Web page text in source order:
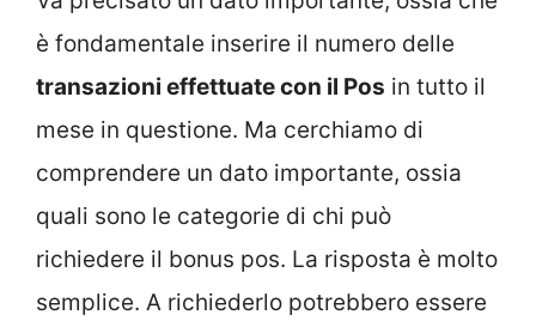
è fondamentale inserire il numero delle
transazioni effettuate con il Pos in tutto il
mese in questione. Ma cerchiamo di
comprendere un dato importante, ossia
quali sono le categorie di chi può
richiedere il bonus pos. La risposta è molto
semplice. A richiederlo potrebbero essere